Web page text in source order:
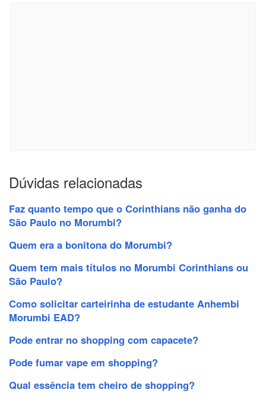
Dúvidas relacionadas
Faz quanto tempo que o Corinthians não ganha do
São Paulo no Morumbi?
Quem era a bonitona do Morumbi?
Quem tem mais títulos no Morumbi Corinthians ou
São Paulo?
Como solicitar carteirinha de estudante Anhembi
Morumbi EAD?
Pode entrar no shopping com capacete?
Pode fumar vape em shopping?
Qual essência tem cheiro de shopping?